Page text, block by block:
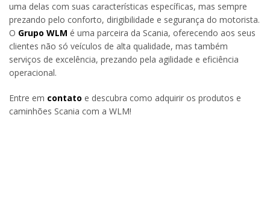
uma delas com suas características específicas, mas sempre
prezando pelo conforto, dirigibilidade e segurança do motorista.
O Grupo WLM é uma parceira da Scania, oferecendo aos seus
clientes não só veículos de alta qualidade, mas também
serviços de excelência, prezando pela agilidade e eficiência
operacional.
Entre em contato e descubra como adquirir os produtos e
caminhões Scania com a WLM!